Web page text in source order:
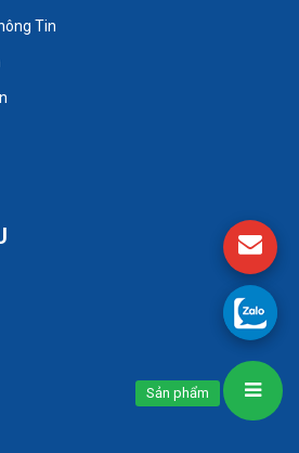
định lượng pít tông cơ
máy bơm có van thông thường
có van. Bơm định lượng kiểu
rộng rãi trong ngành hóa
và khả năng chịu nhiệt độ
Tin
Sản phẩm